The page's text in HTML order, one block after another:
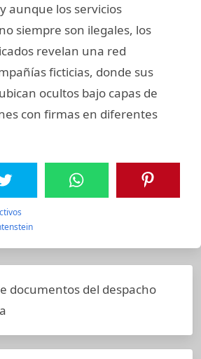
aunque los servicios
siempre son ilegales, los
revelan una red
ficticias, donde sus
ocultos bajo capas de
con firmas en diferentes
documentos del despacho